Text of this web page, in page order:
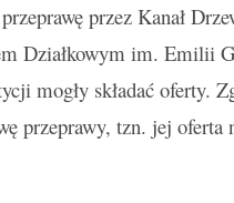
przez Kanał
Działkowym im. Emilii
mogły składać oferty.
przeprawy, tzn. jej